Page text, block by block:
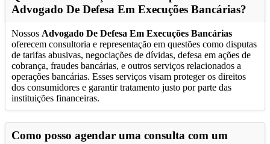
Advogado De Defesa Em Execuções Bancárias?
Nossos Advogado De Defesa Em Execuções Bancárias
oferecem consultoria e representação em questões como disputas
de tarifas abusivas, negociações de dívidas, defesa em ações de
cobrança, fraudes bancárias, e outros serviços relacionados a
operações bancárias. Esses serviços visam proteger os direitos
dos consumidores e garantir tratamento justo por parte das
instituições financeiras.
Como posso agendar uma consulta com um